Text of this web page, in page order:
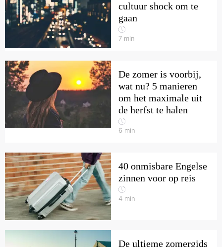
cultuur shock om te
gaan
7 min
De zomer is voorbij,
wat nu? 5 manieren
om het maximale uit
de herfst te halen
6 min
40 onmisbare Engelse
zinnen voor op reis
4 min
De ultieme zomergids